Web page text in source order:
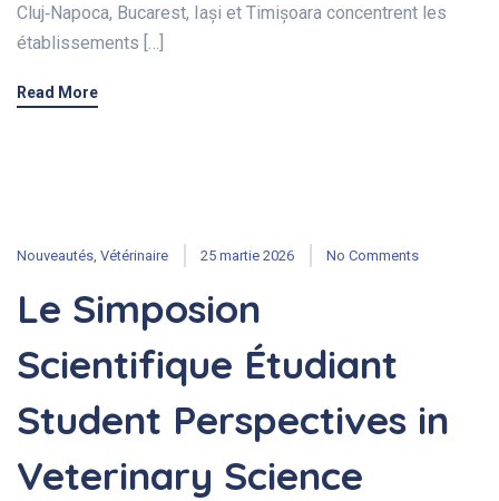
Cluj‑Napoca, Bucarest, Iași et Timișoara concentrent les
établissements […]
Read More
Nouveautés Vétérinaire 25 martie 2026 No Comments
Le Simposion
Scientifique Étudiant
Student Perspectives in
Veterinary Science